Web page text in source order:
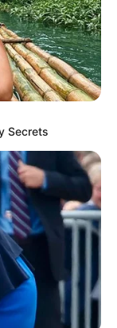
Jung In yang
Secrets